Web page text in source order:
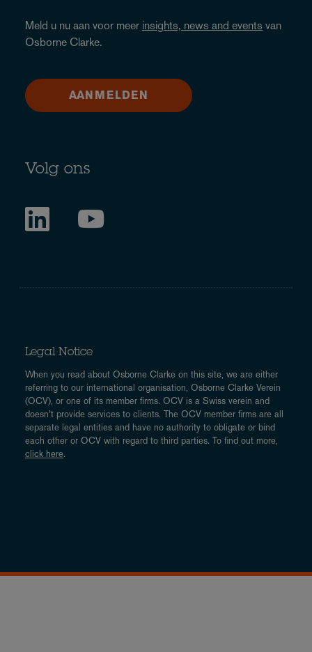
Meld u nu aan voor meer insights, news and events van
Osborne Clarke.
AANMELDEN
Volg ons
Legal Notice
When you read about Osborne Clarke on this site, we are either
referring to our international organisation, Osborne Clarke Verein
(OCV), or one of its member firms. OCV is a Swiss verein and
doesn’t provide services to clients. The OCV member firms are all
separate legal entities and have no authority to obligate or bind
each other or OCV with regard to third parties. To find out more,
click here.